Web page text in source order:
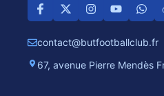
contact@butfootballclub.fr
67, avenue Pierre Mendès